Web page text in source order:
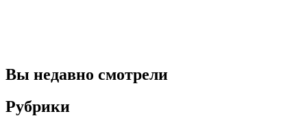
Вы недавно смотрели
Рубрики